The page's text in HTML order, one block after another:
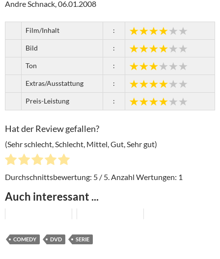
Andre Schnack, 06.01.2008
Film/Inhalt :
Bild :
Ton :
Extras/Ausstattung :
Preis-Leistung :
Hat der Review gefallen?
(Sehr schlecht, Schlecht, Mittel, Gut, Sehr gut)
Durchschnittsbewertung: 5 / 5. Anzahl Wertungen: 1
Auch interessant ...
COMEDY DVD SERIE